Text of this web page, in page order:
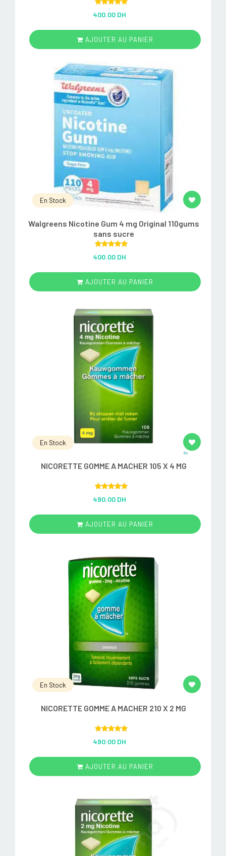
out of 5
400.00 DH
AJOUTER AU PANIER
En Stock
Walgreens Nicotine Gum 4 mg Original 110gums
sans sucre
out of 5
400.00 DH
AJOUTER AU PANIER
En Stock
NICORETTE GOMME A MACHER 105 X 4 MG
out of 5
490.00 DH
AJOUTER AU PANIER
En Stock
NICORETTE GOMME A MACHER 210 X 2 MG
out of 5
490.00 DH
AJOUTER AU PANIER